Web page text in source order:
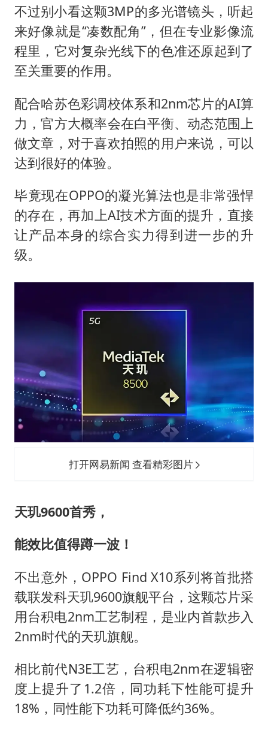
不过别小看这颗3MP的多光谱镜头，听起
来好像就是“凑数配角”，但在专业影像流
程里，它对复杂光线下的色准还原起到了
至关重要的作用。
配合哈苏色彩调校体系和2nm芯片的AI算
力，官方大概率会在白平衡、动态范围上
做文章，对于喜欢拍照的用户来说，可以
达到很好的体验。
毕竟现在OPPO的凝光算法也是非常强悍
的存在，再加上AI技术方面的提升，直接
让产品本身的综合实力得到进一步的升
级。
打开网易新闻 查看精彩图片
天玑9600首秀，
能效比值得蹲一波！
不出意外，OPPO Find X10系列将首批搭
载联发科天玑9600旗舰平台，这颗芯片采
用台积电2nm工艺制程，是业内首款步入
2nm时代的天玑旗舰。
相比前代N3E工艺，台积电2nm在逻辑密
度上提升了1.2倍，同功耗下性能可提升
18%，同性能下功耗可降低约36%。